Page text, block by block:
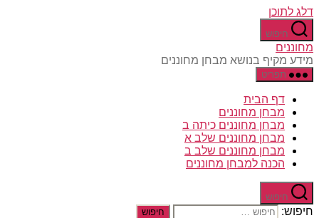
דלג לתוכן
חיפוש
מחוננים
מידע מקיף בנושא מבחן מחוננים
תפריט
דף הבית
מבחן מחוננים
מבחן מחוננים כיתה ב
מבחן מחוננים שלב א
מבחן מחוננים שלב ב
הכנה למבחן מחוננים
חיפוש
חיפוש: